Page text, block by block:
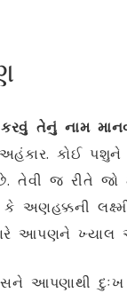
કરવું તેનું નામ
અહંકાર. કોઈ
તેવી જ રીતે
કે અણહક્કની
આપણને
આપણાથી